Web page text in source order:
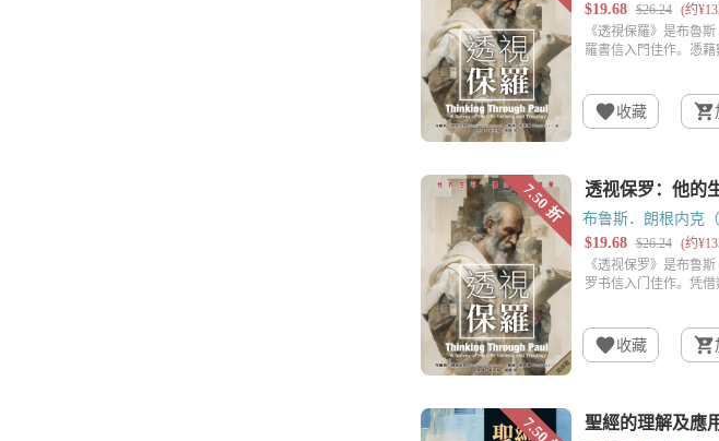
收藏
布鲁斯．朗根内克
收藏